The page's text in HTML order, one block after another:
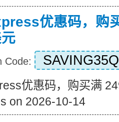
优惠码，购
Code: SAVING35Q
优惠码，购买满
on 2026-10-14